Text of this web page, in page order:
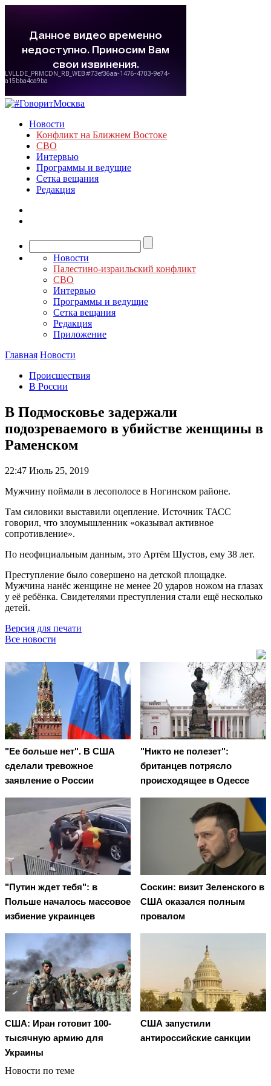
Новости
Конфликт на Ближнем Востоке
СВО
Интервью
Программы и ведущие
Сетка вещания
Редакция
Новости
Палестино-израильский конфликт
СВО
Интервью
Программы и ведущие
Сетка вещания
Редакция
Приложение
Главная Новости
Происшествия
В России
В Подмосковье задержали
подозреваемого в убийстве женщины в
Раменском
22:47 Июль 25, 2019
Мужчину поймали в лесополосе в Ногинском районе.
Там силовики выставили оцепление. Источник ТАСС
говорил, что злоумышленник «оказывал активное
сопротивление».
По неофициальным данным, это Артём Шустов, ему 38 лет.
Преступление было совершено на детской площадке.
Мужчина нанёс женщине не менее 20 ударов ножом на глазах
у её ребёнка. Свидетелями преступления стали ещё несколько
детей.
Версия для печати
Все новости
"Ее больше нет". В США
сделали тревожное
заявление о России
"Никто не полезет":
британцев потрясло
происходящее в Одессе
"Путин ждет тебя": в
Польше началось массовое
избиение украинцев
Соскин: визит Зеленского в
США оказался полным
провалом
США: Иран готовит 100-
тысячную армию для
Украины
США запустили
антироссийские санкции
Новости по теме